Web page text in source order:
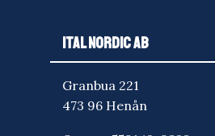
ITAL NORDIC AB
Granbua 221
473 96 Henån